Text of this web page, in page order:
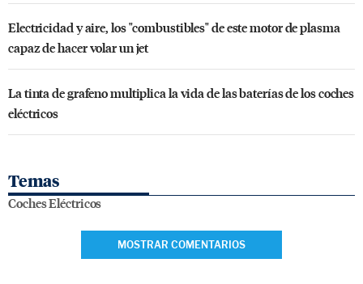
Electricidad y aire, los "combustibles" de este motor de plasma
capaz de hacer volar un jet
La tinta de grafeno multiplica la vida de las baterías de los coches
eléctricos
Temas
Coches Eléctricos
MOSTRAR COMENTARIOS